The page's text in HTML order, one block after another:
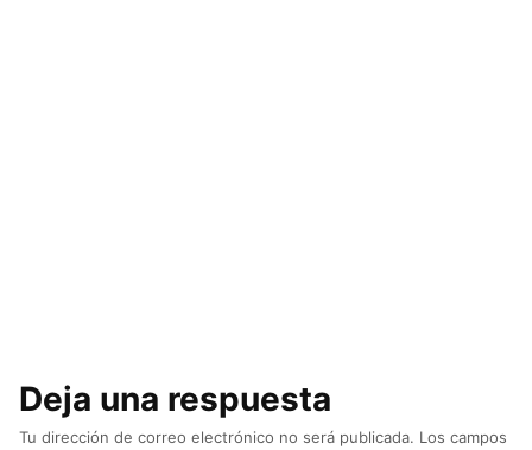
Deja una respuesta
Tu dirección de correo electrónico no será publicada. Los campos